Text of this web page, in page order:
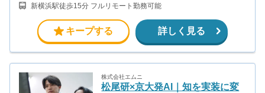
新横浜駅徒歩15分 フルリモート勤務可能
キープする 詳しく見る
株式会社エムニ
松尾研×京大発AI｜知を実装に変